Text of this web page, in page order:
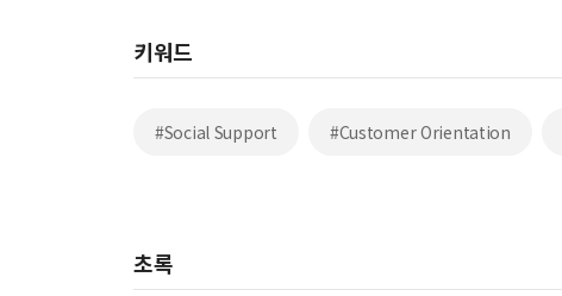
키워드
#Social Support #Customer Orientation
초록